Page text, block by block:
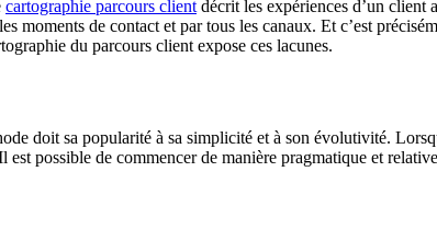
cartographie parcours client décrit les expériences d’un client
de contact et par tous les canaux. Et c’est
du parcours client expose ces lacunes.
doit sa popularité à sa simplicité et à son évolutivité.
possible de commencer de manière pragmatique et